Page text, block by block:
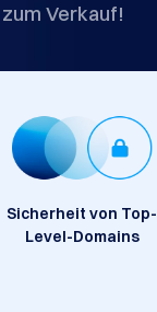
Verkauf!
Sicherheit von Top-
Level-Domains